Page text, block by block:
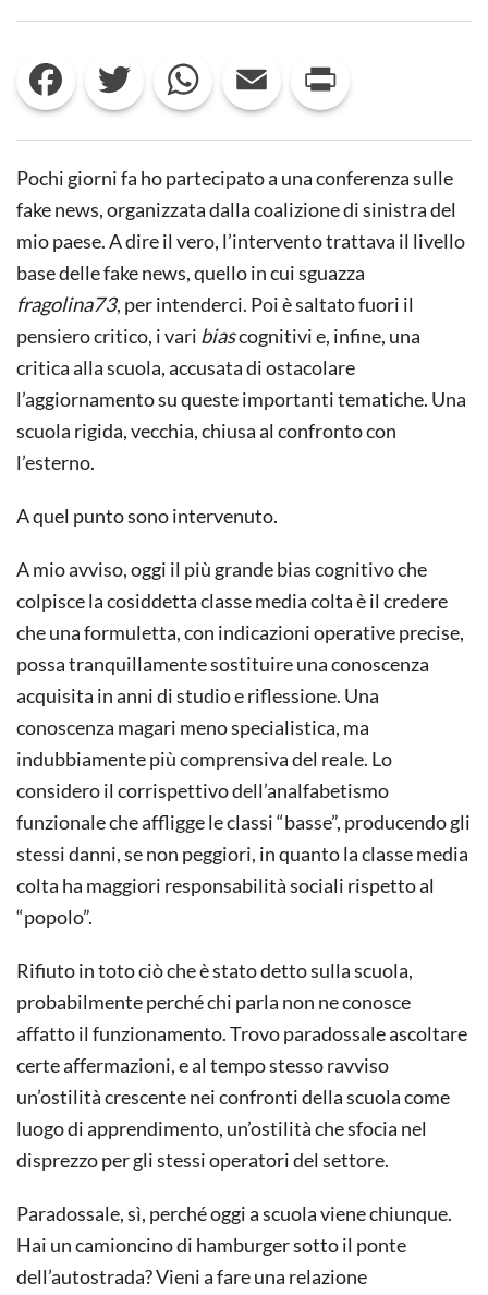
GENERALI
DELLA
SCUOLA
E
CAPORETTO
SCUOLA
Facebook Twitter WhatsApp Email
Pochi giorni fa ho partecipato a una conferenza sulle
fake news, organizzata dalla coalizione di sinistra del
mio paese. A dire il vero, l’intervento trattava il livello
base delle fake news, quello in cui sguazza
fragolina73, per intenderci. Poi è saltato fuori il
pensiero critico, i vari biascognitivi e, infine, una
critica alla scuola, accusata di ostacolare
l’aggiornamento su queste importanti tematiche. Una
scuola rigida, vecchia, chiusa al confronto con
l’esterno.
A quel punto sono intervenuto.
A mio avviso, oggi il più grande bias cognitivo che
colpisce la cosiddetta classe media colta è il credere
che una formuletta, con indicazioni operative precise,
possa tranquillamente sostituire una conoscenza
acquisita in anni di studio e riflessione. Una
conoscenza magari meno specialistica, ma
indubbiamente più comprensiva del reale. Lo
considero il corrispettivo dell’analfabetismo
funzionale che affligge le classi “basse”, producendo gli
stessi danni, se non peggiori, in quanto la classe media
colta ha maggiori responsabilità sociali rispetto al
“popolo”.
Rifiuto in toto ciò che è stato detto sulla scuola,
probabilmente perché chi parla non ne conosce
affatto il funzionamento. Trovo paradossale ascoltare
certe affermazioni, e al tempo stesso ravviso
un’ostilità crescente nei confronti della scuola come
luogo di apprendimento, un’ostilità che sfocia nel
disprezzo per gli stessi operatori del settore.
Paradossale, sì, perché oggi a scuola viene chiunque.
Hai un camioncino di hamburger sotto il ponte
dell’autostrada? Vieni a fare una relazione